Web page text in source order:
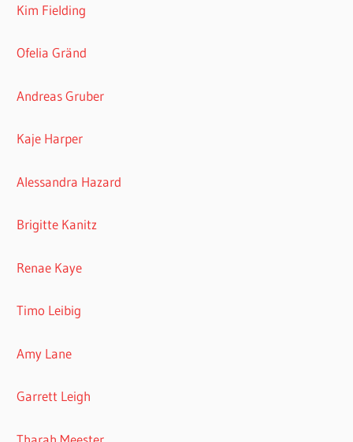
Kim Fielding
Ofelia Gränd
Andreas Gruber
Kaje Harper
Alessandra Hazard
Brigitte Kanitz
Renae Kaye
Timo Leibig
Amy Lane
Garrett Leigh